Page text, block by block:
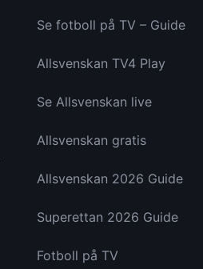
Se fotboll på TV – Guide
Allsvenskan TV4 Play
Se Allsvenskan live
Allsvenskan gratis
Allsvenskan 2026 Guide
Superettan 2026 Guide
Fotboll på TV